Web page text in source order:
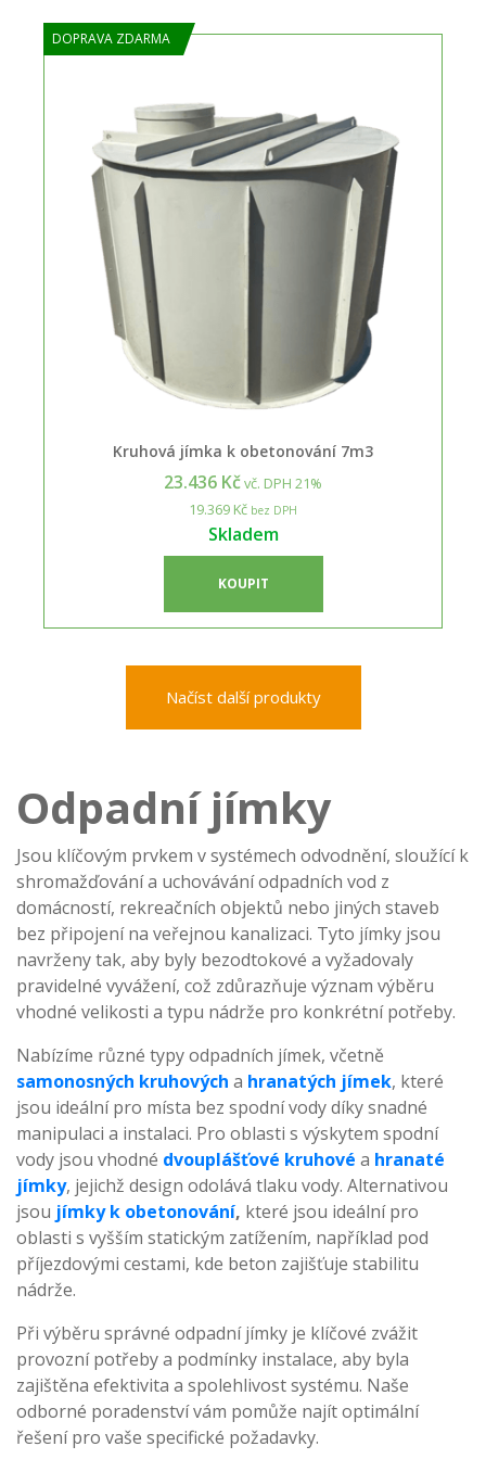
DOPRAVA ZDARMA
Kruhová jímka k obetonování 7m3
23.436 Kčvč. DPH 21%
19.369 Kč bez DPH
Skladem
KOUPIT
Načíst další produkty
Odpadní jímky
Jsou klíčovým prvkem v systémech odvodnění, sloužící k
shromažďování a uchovávání odpadních vod z
domácností, rekreačních objektů nebo jiných staveb
bez připojení na veřejnou kanalizaci. Tyto jímky jsou
navrženy tak, aby byly bezodtokové a vyžadovaly
pravidelné vyvážení, což zdůrazňuje význam výběru
vhodné velikosti a typu nádrže pro konkrétní potřeby.
Nabízíme různé typy odpadních jímek, včetně
samonosných kruhových a hranatých jímek, které
jsou ideální pro místa bez spodní vody díky snadné
manipulaci a instalaci. Pro oblasti s výskytem spodní
vody jsou vhodné dvouplášťové kruhové a hranaté
jímky, jejichž design odolává tlaku vody. Alternativou
jsou jímky k obetonování, které jsou ideální pro
oblasti s vyšším statickým zatížením, například pod
příjezdovými cestami, kde beton zajišťuje stabilitu
nádrže.
Při výběru správné odpadní jímky je klíčové zvážit
provozní potřeby a podmínky instalace, aby byla
zajištěna efektivita a spolehlivost systému. Naše
odborné poradenství vám pomůže najít optimální
řešení pro vaše specifické požadavky.